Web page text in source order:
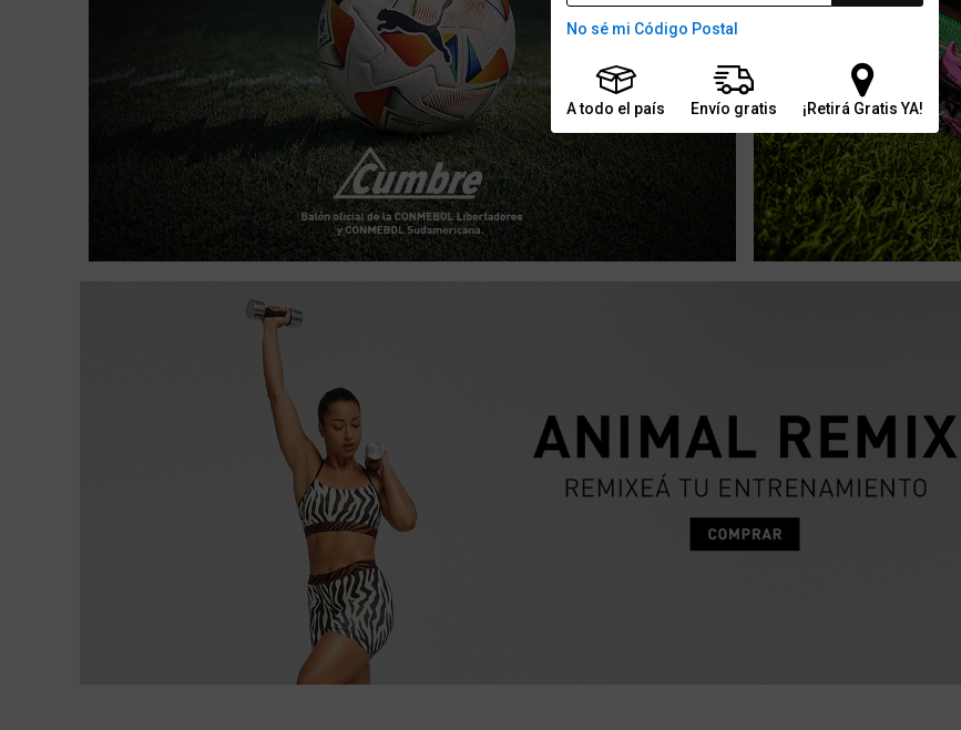
No sé mi Código Postal
A todo el país Envío gratis ¡Retirá Gratis YA!